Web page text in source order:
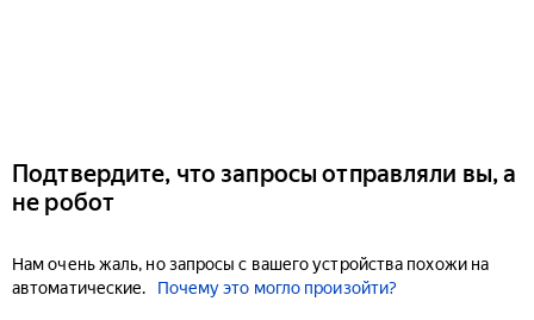
Подтвердите, что запросы отправляли вы, а
не робот
Нам очень жаль, но запросы с вашего устройства похожи на
автоматические.
Почему это могло произойти?